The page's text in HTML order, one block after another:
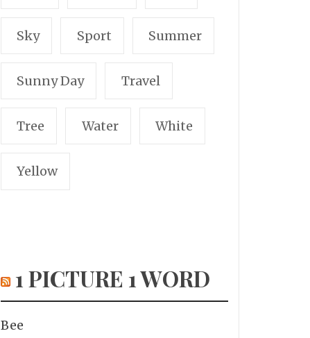
Sky Sport Summer
Sunny Day Travel
Tree Water White
Yellow
1 PICTURE 1 WORD
Bee